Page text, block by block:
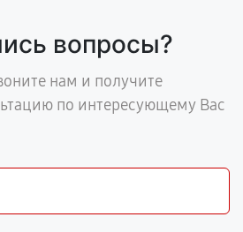
вопросы?
нам и получите
по интересующему Вас